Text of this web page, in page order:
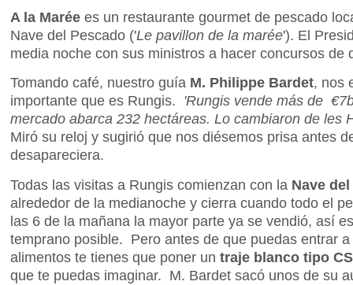
A la Marée es un restaurante gourmet de pescado
Nave del Pescado ('Le pavillon de la marée'). El
media noche con sus ministros a hacer concursos de
Tomando café, nuestro guía M. Philippe Bardet, nos
importante que es Rungis. 'Rungis vende más de
mercado abarca 232 hectáreas. Lo cambiaron de les
Miró su reloj y sugirió que nos diésemos prisa antes
desapareciera.
Todas las visitas a Rungis comienzan con la Nave
alrededor de la medianoche y cierra cuando todo el
las 6 de la mañana la mayor parte ya se vendió, así
temprano posible. Pero antes de que puedas entrar
alimentos te tienes que poner un traje blanco tipo
que te puedas imaginar. M. Bardet sacó unos de su